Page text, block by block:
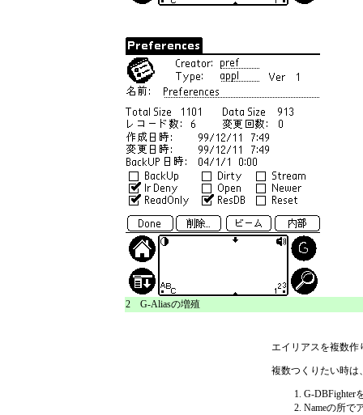
2 G-Aliasの増殖
エイリアスを複数作
複数つくりたい時は
G-DBFighter
Nameの所で